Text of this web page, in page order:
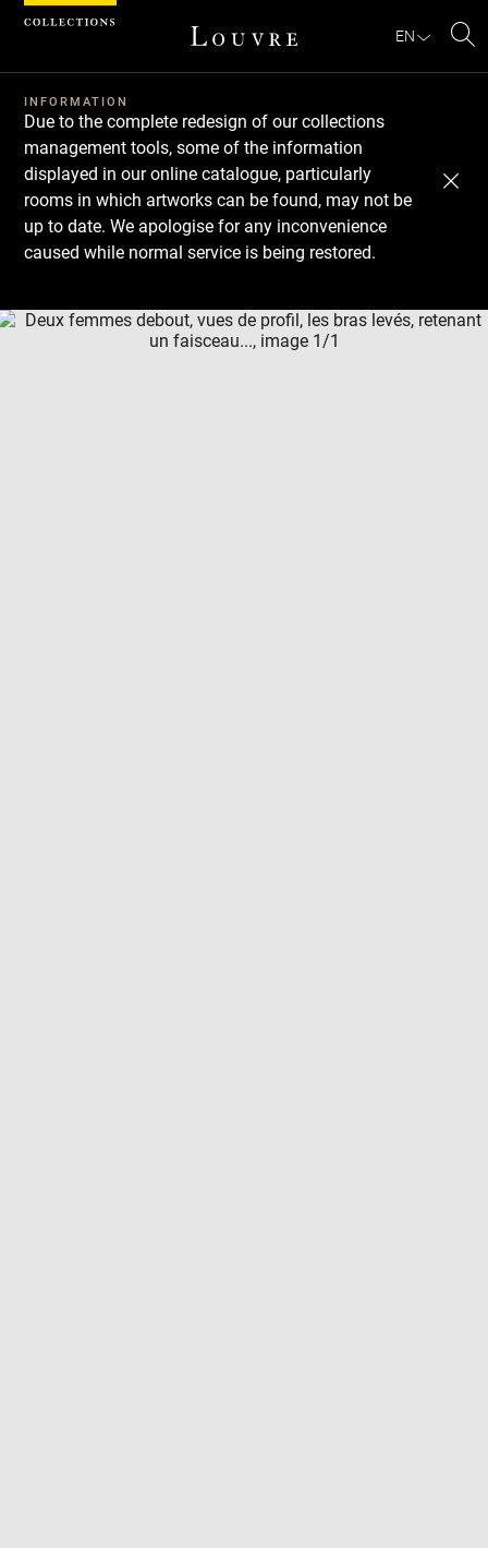
EN
INFORMATION
Due to the complete redesign of our collections
management tools, some of the information
displayed in our online catalogue, particularly
rooms in which artworks can be found, may not be
up to date. We apologise for any inconvenience
caused while normal service is being restored.
Download
Next
Previous
Cookies management panel